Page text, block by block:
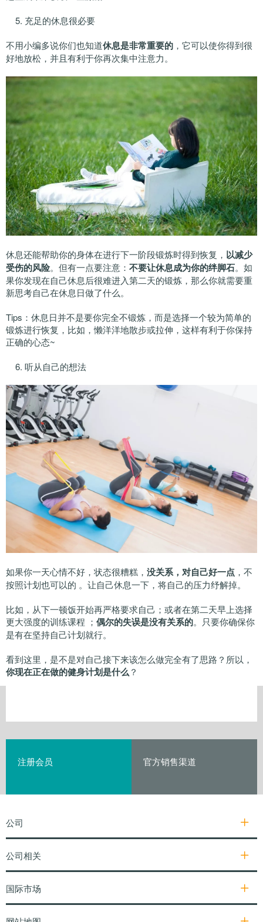
5. 充足的休息很必要
不用小编多说你们也知道休息是非常重要的 ，它可以使你得到很
好地放松，并且有利于你再次集中注意力。
休息还能帮助你的身体在进行下一阶段锻炼时得到恢复， 以减少
受伤的风险。但有一点要注意： 不要让休息成为你的绊脚石。如
果你发现在自己休息后很难进入第二天的锻炼，那么你就需要重
新思考自己在休息日做了什么。
Tips：休息日并不是要你完全不锻炼，而是选择一个较为简单的
锻炼进行恢复，比如，懒洋洋地散步或拉伸，这样有利于你保持
正确的心态~
6. 听从自己的想法
如果你一天心情不好，状态很糟糕， 没关系，对自己好一点 ，不
按照计划也可以的 。让自己休息一下，将自己的压力纾解掉。
比如，从下一顿饭开始再严格要求自己；或者在第二天早上选择
更大强度的训练课程 ； 偶尔的失误是没有关系的。只要你确保你
是有在坚持自己计划就行。
看到这里，是不是对自己接下来该怎么做完全有了思路？所以，
你现在正在做的健身计划是什么？
注册会员 官方销售渠道
公司
公司相关
国际市场